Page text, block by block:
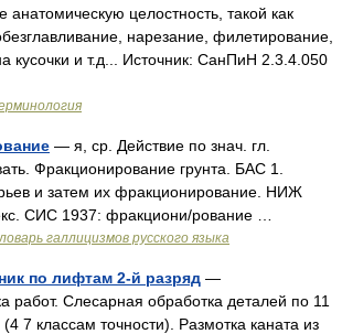
анатомическую целостность, такой как
нарезание, филетирование,
кусочки и т.д... Источник: СанПиН 2.3.4.050
— я, ср. Действие по знач. гл.
Фракционирование грунта. БАС 1.
и затем их фракционирование. НИЖ
СИС 1937: фракциони/рование …
галлицизмов русского языка
по лифтам 2-й разряд —
работ. Слесарная обработка деталей по 11
7 классам точности). Размотка каната из